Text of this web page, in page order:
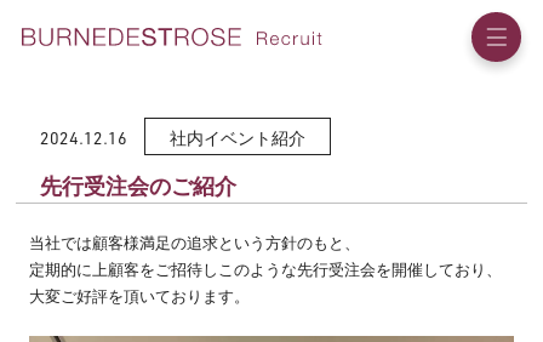
2024.12.16 社内イベント紹介
先行受注会のご紹介
当社では顧客様満足の追求という方針のもと、
定期的に上顧客をご招待しこのような先行受注会を開催しており、
大変ご好評を頂いております。